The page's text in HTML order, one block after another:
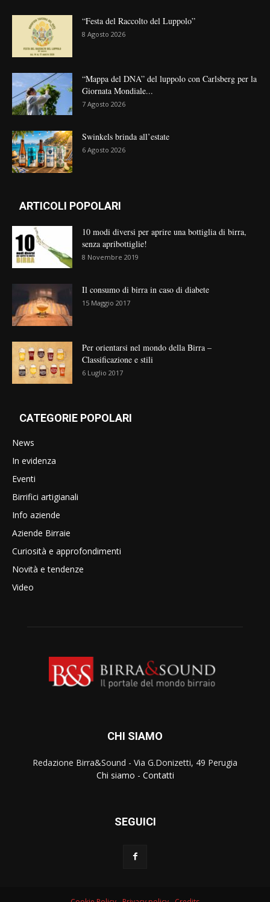
“Festa del Raccolto del Luppolo”
8 Agosto 2026
“Mappa del DNA” del luppolo con Carlsberg per la
Giornata Mondiale...
7 Agosto 2026
Swinkels brinda all’estate
6 Agosto 2026
ARTICOLI POPOLARI
10 modi diversi per aprire una bottiglia di birra,
senza apribottiglie!
8 Novembre 2019
Il consumo di birra in caso di diabete
15 Maggio 2017
Per orientarsi nel mondo della Birra –
Classificazione e stili
6 Luglio 2017
CATEGORIE POPOLARI
News
In evidenza
Eventi
Birrifici artigianali
Info aziende
Aziende Birraie
Curiosità e approfondimenti
Novità e tendenze
Video
CHI SIAMO
Redazione Birra&Sound - Via G.Donizetti, 49 Perugia
Chi siamo - Contatti
SEGUICI